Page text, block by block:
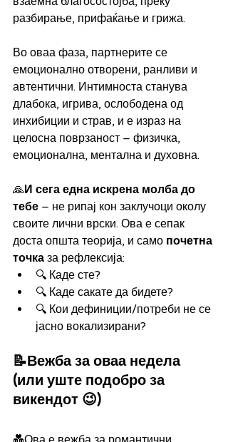
разбирање, прифаќање и грижа.
Во оваа фаза, партнерите се
емоционално отворени, ранливи и
автентични. Интимноста станува
длабока, игрива, ослободена од
инхибиции и страв, и е израз на
целосна поврзаност – физичка,
емоционална, ментална и духовна.
🙏И сега една искрена молба до
тебе – не рипај кон заклучоци околу
своите лични врски. Ова е сепак
доста општа теорија, и само почетна
точка за рефлексија:
🔍 Каде сте?
🔍 Каде сакате да бидете?
🔍 Кои дефиниции/потреби не се
јасно вокализирани?
📝Вежба за оваа недела
(или уште подобро за
викендот 😉)